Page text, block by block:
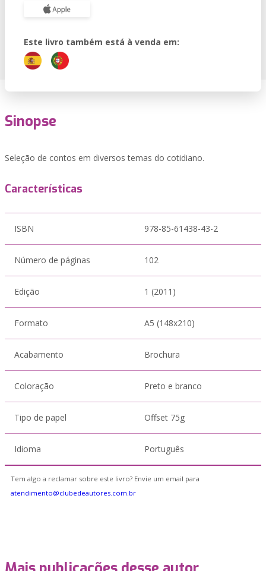
Este livro também está à venda em:
Sinopse
Seleção de contos em diversos temas do cotidiano.
Características
ISBN 978-85-61438-43-2
Número de páginas 102
Edição 1 (2011)
Formato A5 (148x210)
Acabamento Brochura
Coloração Preto e branco
Tipo de papel Offset 75g
Idioma Português
Tem algo a reclamar sobre este livro? Envie um email para
atendimento@clubedeautores.com.br